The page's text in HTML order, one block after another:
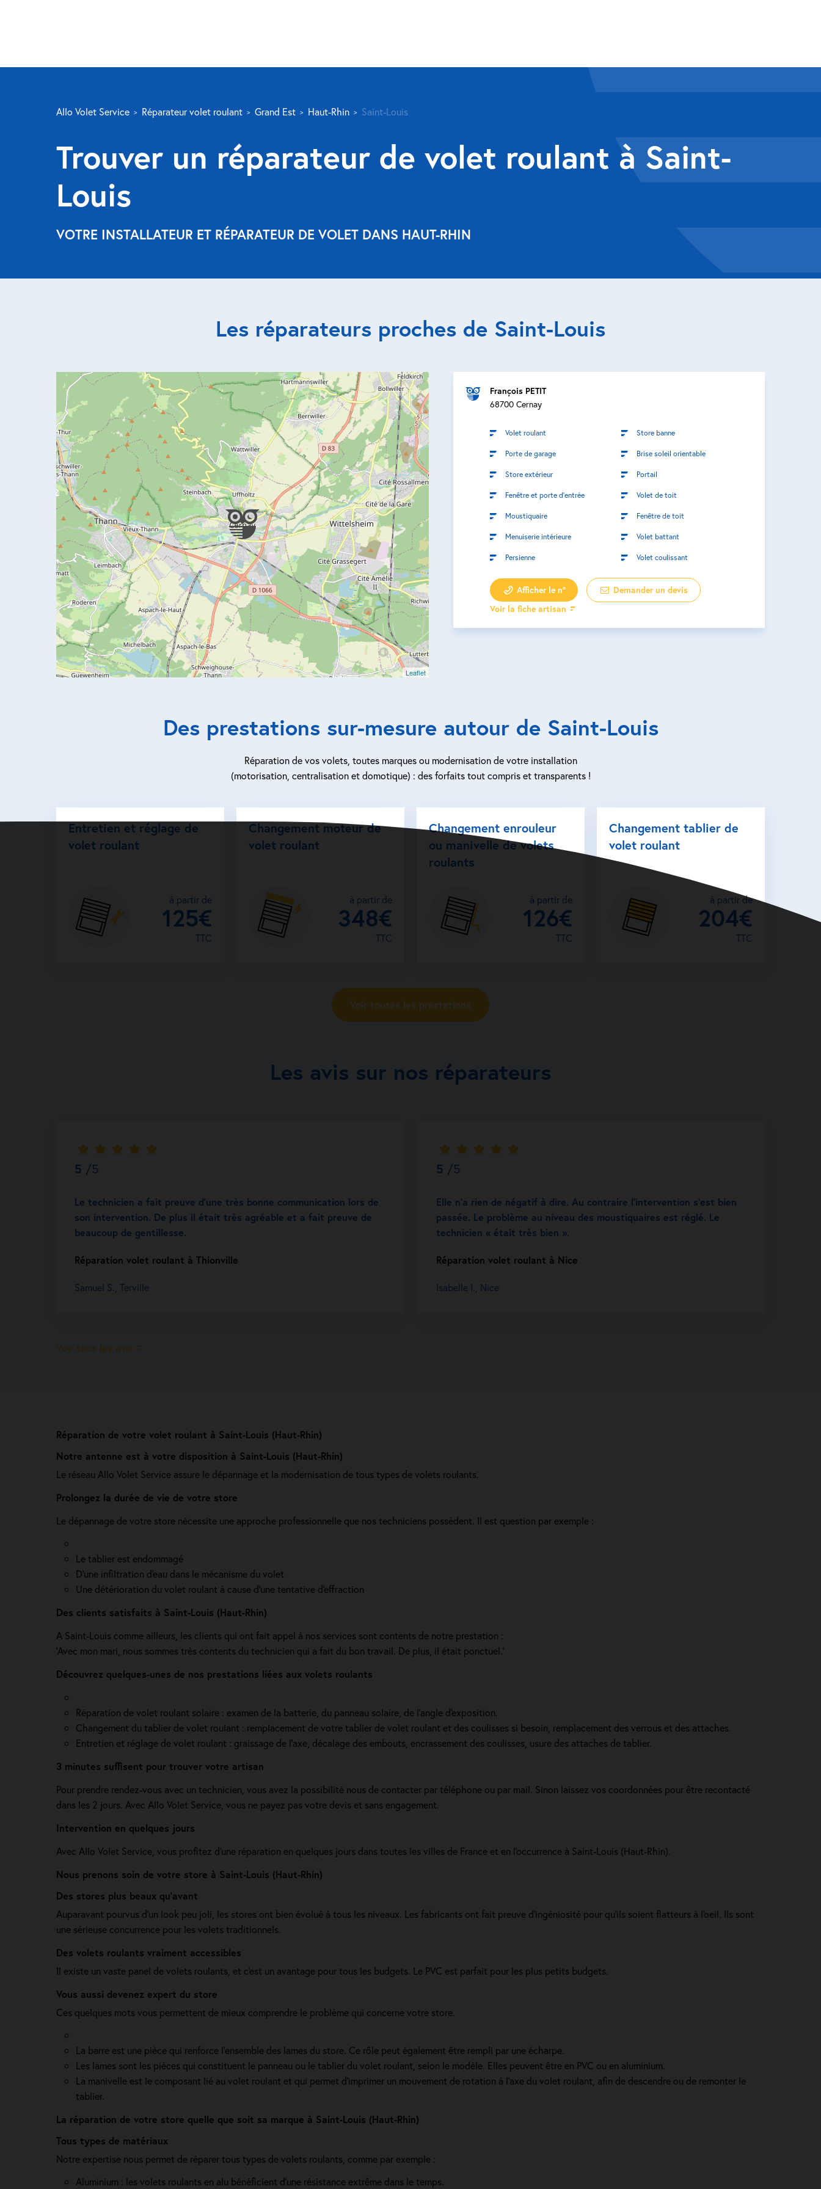
Allo Volet Service Réparateur volet roulant Grand Est Haut-Rhin Saint-Louis
Trouver un réparateur de volet roulant à Saint-
Louis
VOTRE INSTALLATEUR ET RÉPARATEUR DE VOLET DANS HAUT-RHIN
Réparation de votre volet roulant à Saint-Louis (Haut-Rhin)
Notre antenne est à votre disposition à Saint-Louis (Haut-Rhin)
Le réseau Allo Volet Service assure le dépannage et la modernisation de tous types de volets roulants.
Prolongez la durée de vie de votre store
Le dépannage de votre store nécessite une approche professionnelle que nos techniciens possèdent. Il est question par exemple :
Le tablier est endommagé
D'une infiltration d'eau dans le mécanisme du volet
Une détérioration du volet roulant à cause d'une tentative d'effraction
Des clients satisfaits à Saint-Louis (Haut-Rhin)
A Saint-Louis comme ailleurs, les clients qui ont fait appel à nos services sont contents de notre prestation :
'Avec mon mari, nous sommes très contents du technicien qui a fait du bon travail. De plus, il était ponctuel.'
Découvrez quelques-unes de nos prestations liées aux volets roulants
Réparation de volet roulant solaire : examen de la batterie, du panneau solaire, de l'angle d'exposition.
Changement du tablier de volet roulant : remplacement de votre tablier de volet roulant et des coulisses si besoin, remplacement des verrous et des attaches.
Entretien et réglage de volet roulant : graissage de l’axe, décalage des embouts, encrassement des coulisses, usure des attaches de tablier.
3 minutes suffisent pour trouver votre artisan
Pour prendre rendez-vous avec un technicien, vous avez la possibilité nous de contacter par téléphone ou par mail. Sinon laissez vos coordonnées pour être recontacté
dans les 2 jours. Avec Allo Volet Service, vous ne payez pas votre devis et sans engagement.
Intervention en quelques jours
Avec Allo Volet Service, vous profitez d'une réparation en quelques jours dans toutes les villes de France et en l'occurrence à Saint-Louis (Haut-Rhin).
Nous prenons soin de votre store à Saint-Louis (Haut-Rhin)
Des stores plus beaux qu'avant
Auparavant pourvus d'un look peu joli, les stores ont bien évolué à tous les niveaux. Les fabricants ont fait preuve d'ingéniosité pour qu'ils soient flatteurs à l'oeil. Ils sont
une sérieuse concurrence pour les volets traditionnels.
Des volets roulants vraiment accessibles
Il existe un vaste panel de volets roulants, et c'est un avantage pour tous les budgets. Le PVC est parfait pour les plus petits budgets.
Vous aussi devenez expert du store
Ces quelques mots vous permettent de mieux comprendre le problème qui concerne votre store.
La barre est une pièce qui renforce l’ensemble des lames du store. Ce rôle peut également être rempli par une écharpe.
Les lames sont les pièces qui constituent le panneau ou le tablier du volet roulant, selon le modèle. Elles peuvent être en PVC ou en aluminium.
La manivelle est le composant lié au volet roulant et qui permet d’imprimer un mouvement de rotation à l’axe du volet roulant, afin de descendre ou de remonter le
tablier.
La réparation de votre store quelle que soit sa marque à Saint-Louis (Haut-Rhin)
Tous types de matériaux
Notre expertise nous permet de réparer tous types de volets roulants, comme par exemple :
Aluminium : les volets roulants en alu bénéficient d'une résistance extrême dans le temps.
Les réparateurs proches de Saint-Louis
Leaflet
François PETIT
68700 Cernay
Volet roulant Store banne
Porte de garage Brise soleil orientable
Store extérieur Portail
Fenêtre et porte d’entrée Volet de toit
Moustiquaire Fenêtre de toit
Menuiserie intérieure Volet battant
Persienne Volet coulissant
Afficher le n°
Demander un devis
Voir la fiche artisan
Des prestations sur-mesure autour de Saint-Louis
Réparation de vos volets, toutes marques ou modernisation de votre installation
(motorisation, centralisation et domotique) : des forfaits tout compris et transparents !
Entretien et réglage de
volet roulant
à partir de
125€
TTC
Changement moteur de
volet roulant
à partir de
348€
TTC
Changement enrouleur
ou manivelle de volets
roulants
à partir de
126€
TTC
Changement tablier de
volet roulant
à partir de
204€
TTC
Voir toutes les prestations
Les avis sur nos réparateurs
5 /5
Le technicien a fait preuve d’une très bonne communication lors de
son intervention. De plus il était très agréable et a fait preuve de
beaucoup de gentillesse.
Réparation volet roulant à Thionville
Samuel S., Terville
5 /5
Elle n’a rien de négatif à dire. Au contraire l’intervention s’est bien
passée. Le problème au niveau des moustiquaires est réglé. Le
technicien « était très bien ».
Réparation volet roulant à Nice
Isabelle I., Nice
Voir tous les avis